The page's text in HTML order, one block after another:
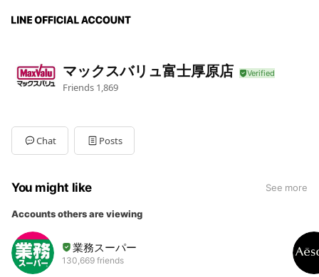
マックスバリュ富士厚原店
Friends 1,869
Chat Posts
You might like See more
Accounts others are viewing
業務スーパー
130,669 friends